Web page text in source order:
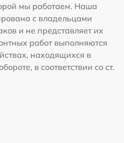
мы работаем. Наша
с владельцами
и не представляет их
работ выполняются
находящихся в
в соответствии со ст.